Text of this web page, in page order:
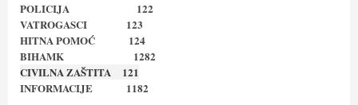
POLICIJA 122
VATROGASCI 123
HITNA POMOĆ 124
BIHAMK 1282
CIVILNA ZAŠTITA 121
INFORMACIJE 1182